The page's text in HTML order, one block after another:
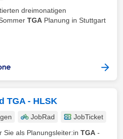
dreimonatigen
TGA Planung in Stuttgart
TGA - HLSK
JobRad
JobTicket
Sie als Planungsleiter:in TGA -